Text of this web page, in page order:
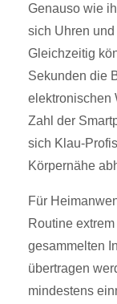
Genauso wie
sich Uhren
Gleichzeitig
Sekunden die
elektronischen
Zahl der
sich Klau-
Körpernähe
Für
Routine
gesammelten
übertragen
mindestens